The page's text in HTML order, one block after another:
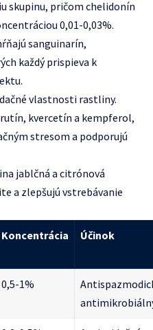
skupinu, pričom chelidonín
0,01-0,03%.
sanguinarín,
každý prispieva k
vlastnosti rastliny.
kvercetín a kempferol,
stresom a podporujú
jablčná a citrónová
a zlepšujú vstrebávanie
Koncentrácia Účinok
0,5-1%